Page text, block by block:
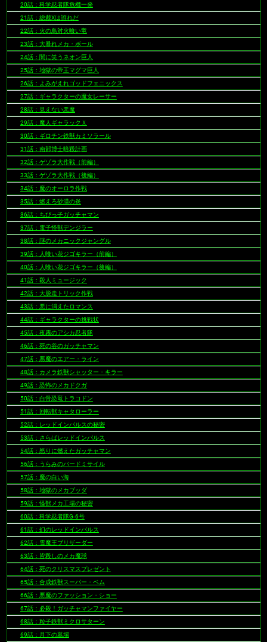
20話：科学忍者隊危機一発
21話：総裁Xは誰れだ
22話：火の鳥対火喰い竜
23話：大暴れメカ・ボール
24話：闇に笑うネオン巨人
25話：地獄の帝王マグマ巨人
26話：よみがえれゴッドフェニックス
27話：ギャラクターの魔女レーサー
28話：見えない悪魔
29話：魔人ギャラックＸ
30話：ギロチン鉄獣カミソラール
31話：南部博士暗殺計画
32話：ゲゾラ大作戦（前編）
33話：ゲゾラ大作戦（後編）
34話：魔のオーロラ作戦
35話：燃えろ砂漠の炎
36話：ちびっ子ガッチャマン
37話：電子怪獣デンジラー
38話：謎のメカニックジャングル
39話：人喰い花ジゴキラー（前編）
40話：人喰い花ジゴキラー（後編）
41話：殺人ミュージック
42話：大脱走トリック作戦
43話：悪に消えたロマンス
44話：ギャラクターの挑戦状
45話：夜霧のアシカ忍者隊
46話：死の谷のガッチャマン
47話：悪魔のエアー・ライン
48話：カメラ鉄獣シャッター・キラー
49話：恐怖のメカドクガ
50話：白骨恐竜トラコドン
51話：回転獣キャタローラー
52話：レッドインパルスの秘密
53話：さらばレッドインパルス
54話：怒りに燃えたガッチャマン
56話：うらみのバードミサイル
57話：魔の白い海
58話：地獄のメカブッダ
59話：怪獣メカ工場の秘密
60話：科学忍者隊G-6号
61話：幻のレッドインパルス
62話：雪魔王ブリザーダー
63話：皆殺しのメカ魔球
64話：死のクリスマスプレゼント
65話：合成鉄獣スーパー・ベム
66話：悪魔のファッション・ショー
67話：必殺！ガッチャマンファイヤー
68話：粒子鉄獣ミクロサターン
69話：月下の墓場